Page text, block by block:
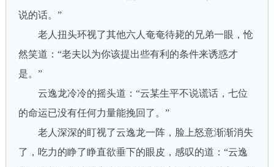
说的话。”
老人扭头环视了其他六人奄奄待毙的兄弟一眼，怆
然笑道：“老夫以为你该提出些有利的条件来诱惑才
是。”
云逸龙冷冷的摇头道：“云某生平不说谎话，七位
的命运已没有任何力量能挽回了。”
老人深深的盯视了云逸龙一阵，脸上怒意渐渐消失
了，吃力的睁了睁直欲垂下的眼皮，感叹的道：“云逸